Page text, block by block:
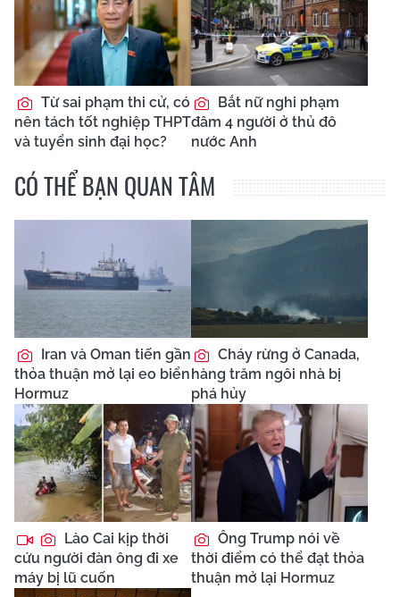
Từ sai phạm thi cử, có
nên tách tốt nghiệp THPT
và tuyển sinh đại học?
Bắt nữ nghi phạm
đâm 4 người ở thủ đô
nước Anh
CÓ THỂ BẠN QUAN TÂM
Iran và Oman tiến gần
thỏa thuận mở lại eo biển
Hormuz
Cháy rừng ở Canada,
hàng trăm ngôi nhà bị
phá hủy
Lào Cai kịp thời
cứu người đàn ông đi xe
máy bị lũ cuốn
Ông Trump nói về
thời điểm có thể đạt thỏa
thuận mở lại Hormuz